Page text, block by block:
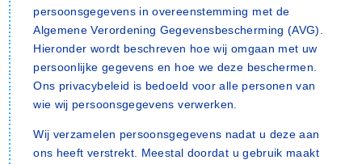
persoonsgegevens in overeenstemming met de
Algemene Verordening Gegevensbescherming (AVG).
Hieronder wordt beschreven hoe wij omgaan met uw
persoonlijke gegevens en hoe we deze beschermen.
Ons privacybeleid is bedoeld voor alle personen van
wie wij persoonsgegevens verwerken.
Wij verzamelen persoonsgegevens nadat u deze aan
ons heeft verstrekt. Meestal doordat u gebruik maakt